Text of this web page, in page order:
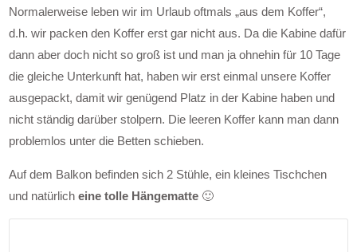
Normalerweise leben wir im Urlaub oftmals „aus dem Koffer“,
d.h. wir packen den Koffer erst gar nicht aus. Da die Kabine dafür
dann aber doch nicht so groß ist und man ja ohnehin für 10 Tage
die gleiche Unterkunft hat, haben wir erst einmal unsere Koffer
ausgepackt, damit wir genügend Platz in der Kabine haben und
nicht ständig darüber stolpern. Die leeren Koffer kann man dann
problemlos unter die Betten schieben.
Auf dem Balkon befinden sich 2 Stühle, ein kleines Tischchen
und natürlicheine tolle Hängematte 🙂